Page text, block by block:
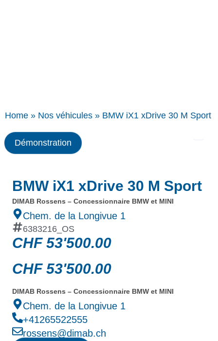
Home » Nos véhicules » BMW iX1 xDrive 30 M Sport
Démonstration
BMW iX1 xDrive 30 M Sport
DIMAB Rossens – Concessionnaire BMW et MINI
Chem. de la Longivue 1
6383216_OS
CHF53'500.00
CHF53'500.00
DIMAB Rossens – Concessionnaire BMW et MINI
Chem. de la Longivue 1
+41265522555
rossens@dimab.ch